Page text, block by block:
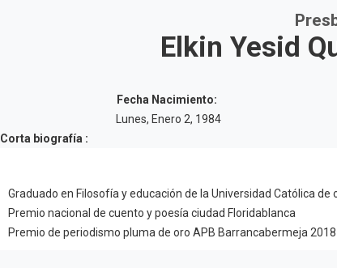
Elkin Yesid
Fecha Nacimiento:
Lunes, Enero 2, 1984
Corta biografía :
Graduado en Filosofía y educación de la Universidad Católica de
Premio nacional de cuento y poesía ciudad Floridablanca
Premio de periodismo pluma de oro APB Barrancabermeja